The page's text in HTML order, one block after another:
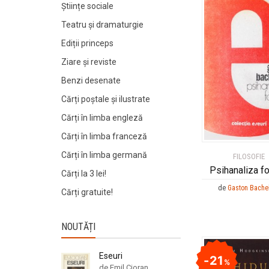
FILOSOFIE
Psihanaliza
de Gaston
21%
Științe sociale
Teatru și dramaturgie
Ediții princeps
Ziare şi reviste
Benzi desenate
Cărți poștale și ilustrate
Cărți în limba engleză
Cărți în limba franceză
Cărți în limba germană
Cărți la 3 lei!
Cărți gratuite!
NOUTĂȚI
Eseuri